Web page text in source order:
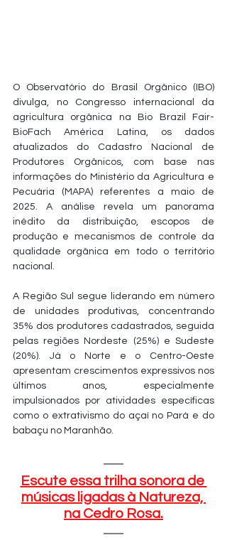
O Observatório do Brasil Orgânico (IBO)
divulga, no Congresso internacional da
agricultura orgânica na Bio Brazil Fair-
BioFach América Latina, os dados
atualizados do Cadastro Nacional de
Produtores Orgânicos, com base nas
informações do Ministério da Agricultura e
Pecuária (MAPA) referentes a maio de
2025. A análise revela um panorama
inédito da distribuição, escopos de
produção e mecanismos de controle da
qualidade orgânica em todo o território
nacional.
A Região Sul segue liderando em número
de unidades produtivas, concentrando
35% dos produtores cadastrados, seguida
pelas regiões Nordeste (25%) e Sudeste
(20%). Já o Norte e o Centro-Oeste
apresentam crescimentos expressivos nos
últimos anos, especialmente
impulsionados por atividades específicas
como o extrativismo do açaí no Pará e do
babaçu no Maranhão.
Escute essa trilha sonora de
músicas ligadas à Natureza,
na Cedro Rosa.